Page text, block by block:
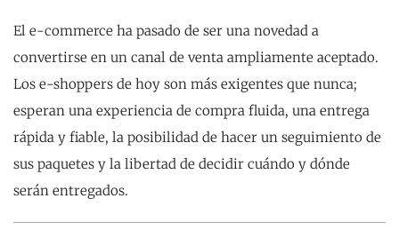
El e-commerce ha pasado de ser una novedad a
convertirse en un canal de venta ampliamente aceptado.
Los e-shoppers de hoy son más exigentes que nunca;
esperan una experiencia de compra fluida, una entrega
rápida y fiable, la posibilidad de hacer un seguimiento de
sus paquetes y la libertad de decidir cuándo y dónde
serán entregados.